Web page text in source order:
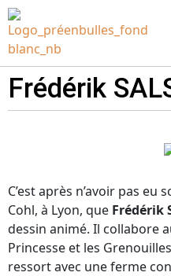
Frédérik
C’est après n’avoir pas eu
Cohl, à Lyon, que Frédérik
dessin animé. Il collabore
Princesse et les
ressort avec une ferme